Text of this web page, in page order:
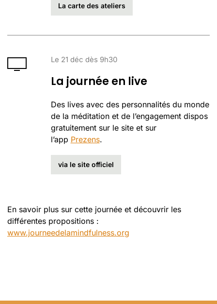
La carte des ateliers
Le 21 déc dès 9h30
La journée en live
Des lives avec des personnalités du monde
de la méditation et de l’engagement dispos
gratuitement sur le site et sur
l’app Prezens.
via le site officiel
En savoir plus sur cette journée et découvrir les
différentes propositions :
www.journeedelamindfulness.org